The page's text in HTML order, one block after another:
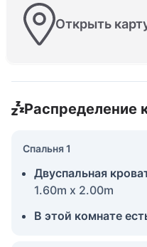
Открыть
Распределение
Спальня 1
Двуспальная
1.60m x 2.00m
В этой комнате